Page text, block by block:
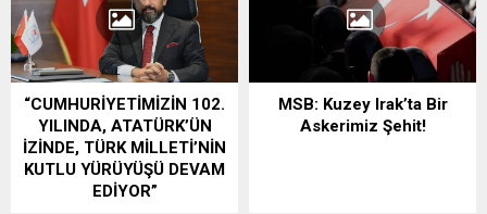
“CUMHURİYETİMİZİN 102.
YILINDA, ATATÜRK’ÜN
İZİNDE, TÜRK MİLLETİ’NİN
KUTLU YÜRÜYÜŞÜ DEVAM
EDİYOR”
MSB: Kuzey Irak’ta Bir
Askerimiz Şehit!